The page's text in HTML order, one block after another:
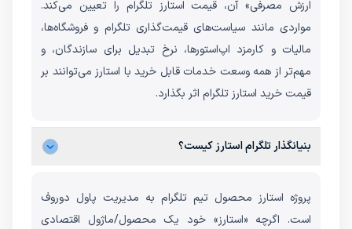
ارزش مصرفی» آن، قیمت استارز تلگرام را تعیین می‌کند.
مواردی مانند سیاست‌های قیمت‌گذاری تلگرام و فروشگاه‌ها،
مالیات و کارمزد اپ‌استورها، نرخ تبدیل برای سازندگان، و
مهم‌تر از همه وسعت خدمات قابل خرید با استارز می‌توانند بر
قیمت خرید استارز تلگرام اثر بگذارد.
بنیانگذار تلگرام استارز کیست؟
پروژه استارز محصول تیم تلگرام به مدیریت پاول دوروف
است. اگرچه «استارز» خود یک محصول/ماژول اقتصادی